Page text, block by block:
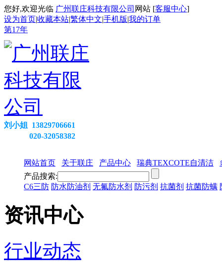
您好,欢迎光临 广州联庄科技有限公司 网站 [客服中心]
设为首页|收藏本站|繁体中文|手机版|我的订单
第17年
刘小姐 13829706661
020-32058382
网站首页 关于联庄 产品中心 瑞典TEXCOTE自清洁
产品搜索:
C6三防 防水防油剂 无氟防水剂 防污剂 抗菌剂 抗菌防螨
资讯中心
行业动态